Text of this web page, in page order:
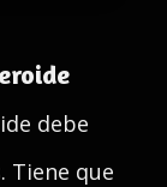
debe
Tiene que